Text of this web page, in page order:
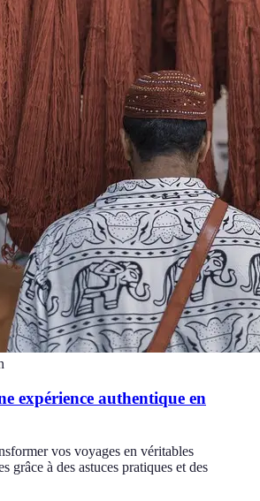
expérience authentique en
vos voyages en véritables
grâce à des astuces pratiques et des